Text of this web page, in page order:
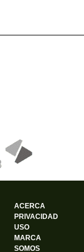
ACERCA
PRIVACIDAD
USO
MARCA
SOMOS